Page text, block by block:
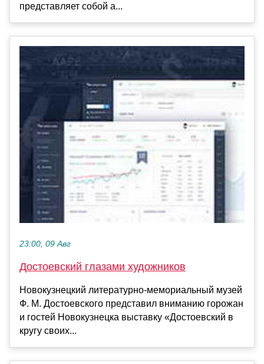
представляет собой а...
23:00, 09 Авг
Достоевский глазами художников
Новокузнецкий литературно-мемориальный музей
Ф. М. Достоевского представил вниманию горожан
и гостей Новокузнецка выставку «Достоевский в
кругу своих...